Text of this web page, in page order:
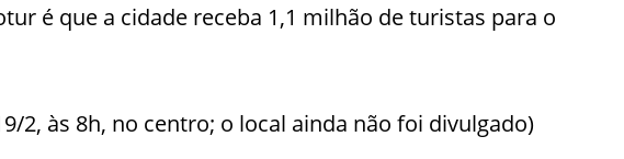
é que a cidade receba 1,1 milhão de turistas para o
2, às 8h, no centro; o local ainda não foi divulgado)